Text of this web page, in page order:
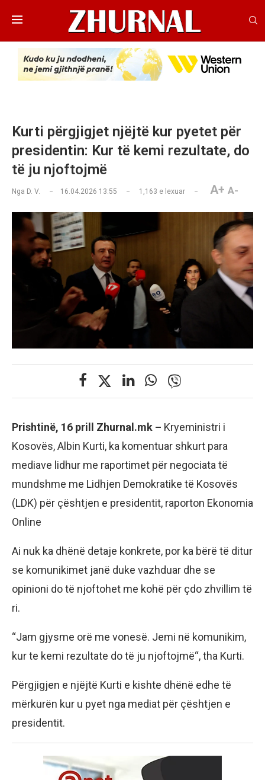
Kurti përgjigjet njëjtë kur pyetet për
presidentin: Kur të kemi rezultate, do
të ju njoftojmë
Nga D. V. 16.04.2026 13:55 1,163 e lexuar A+ A-
Prishtinë, 16 prill Zhurnal.mk – Kryeministri i
Kosovës, Albin Kurti, ka komentuar shkurt para
mediave lidhur me raportimet për negociata të
mundshme me Lidhjen Demokratike të Kosovës
(LDK) për çështjen e presidentit, raporton Ekonomia
Online
Ai nuk ka dhënë detaje konkrete, por ka bërë të ditur
se komunikimet janë duke vazhduar dhe se
opinioni do të njoftohet me kohë për çdo zhvillim të
ri.
“Jam gjysme orë me vonesë. Jemi në komunikim,
kur te kemi rezultate do të ju njoftojmë“, tha Kurti.
Përgjigjen e njëjtë Kurti e kishte dhënë edhe të
mërkurën kur u pyet nga mediat për çështjen e
presidentit.